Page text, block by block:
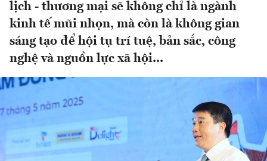
lịch - thương mại sẽ không chỉ là ngành
kinh tế mũi nhọn, mà còn là không gian
sáng tạo để hội tụ trí tuệ, bản sắc, công
nghệ và nguồn lực xã hội...